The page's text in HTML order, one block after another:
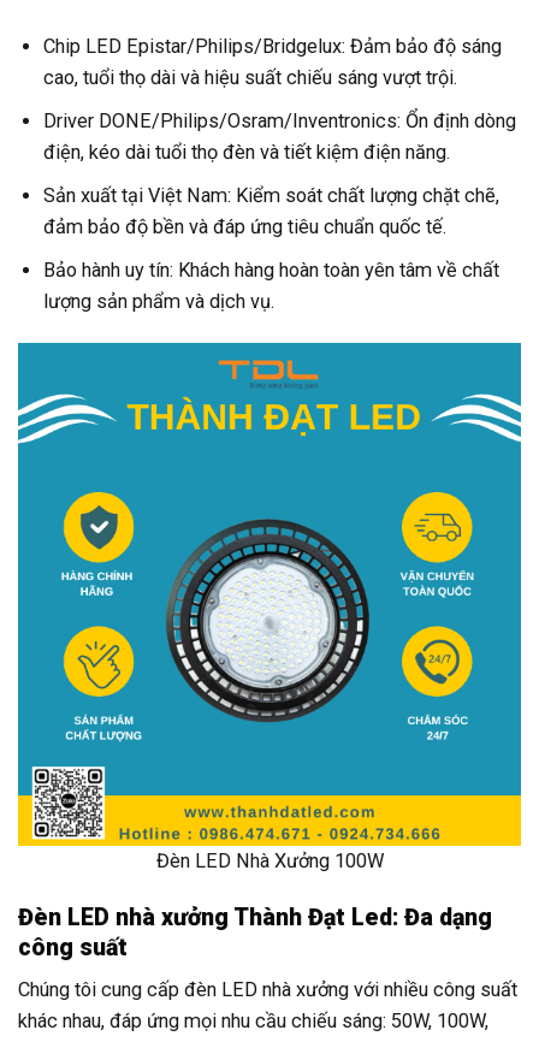
Chip LED Epistar/Philips/Bridgelux: Đảm bảo độ sáng
cao, tuổi thọ dài và hiệu suất chiếu sáng vượt trội.
Driver DONE/Philips/Osram/Inventronics: Ổn định dòng
điện, kéo dài tuổi thọ đèn và tiết kiệm điện năng.
Sản xuất tại Việt Nam: Kiểm soát chất lượng chặt chẽ,
đảm bảo độ bền và đáp ứng tiêu chuẩn quốc tế.
Bảo hành uy tín: Khách hàng hoàn toàn yên tâm về chất
lượng sản phẩm và dịch vụ.
Đèn LED Nhà Xưởng 100W
Đèn LED nhà xưởng Thành Đạt Led: Đa dạng
công suất
Chúng tôi cung cấp đèn LED nhà xưởng với nhiều công suất
khác nhau, đáp ứng mọi nhu cầu chiếu sáng: 50W, 100W,